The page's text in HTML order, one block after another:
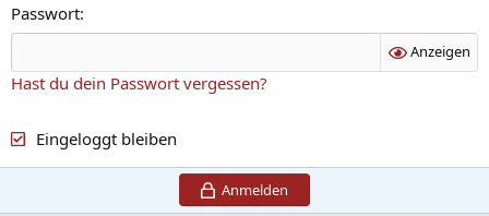
Passwort
Anzeigen
Hast du dein Passwort vergessen?
Eingeloggt bleiben
Anmelden